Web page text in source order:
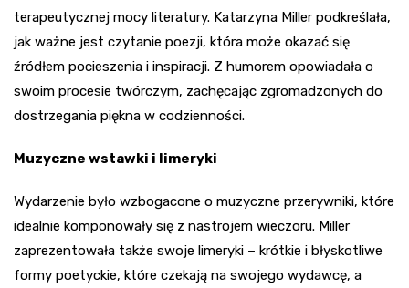
terapeutycznej mocy literatury. Katarzyna Miller podkreślała,
jak ważne jest czytanie poezji, która może okazać się
źródłem pocieszenia i inspiracji. Z humorem opowiadała o
swoim procesie twórczym, zachęcając zgromadzonych do
dostrzegania piękna w codzienności.
Muzyczne wstawki i limeryki
Wydarzenie było wzbogacone o muzyczne przerywniki, które
idealnie komponowały się z nastrojem wieczoru. Miller
zaprezentowała także swoje limeryki – krótkie i błyskotliwe
formy poetyckie, które czekają na swojego wydawcę, a